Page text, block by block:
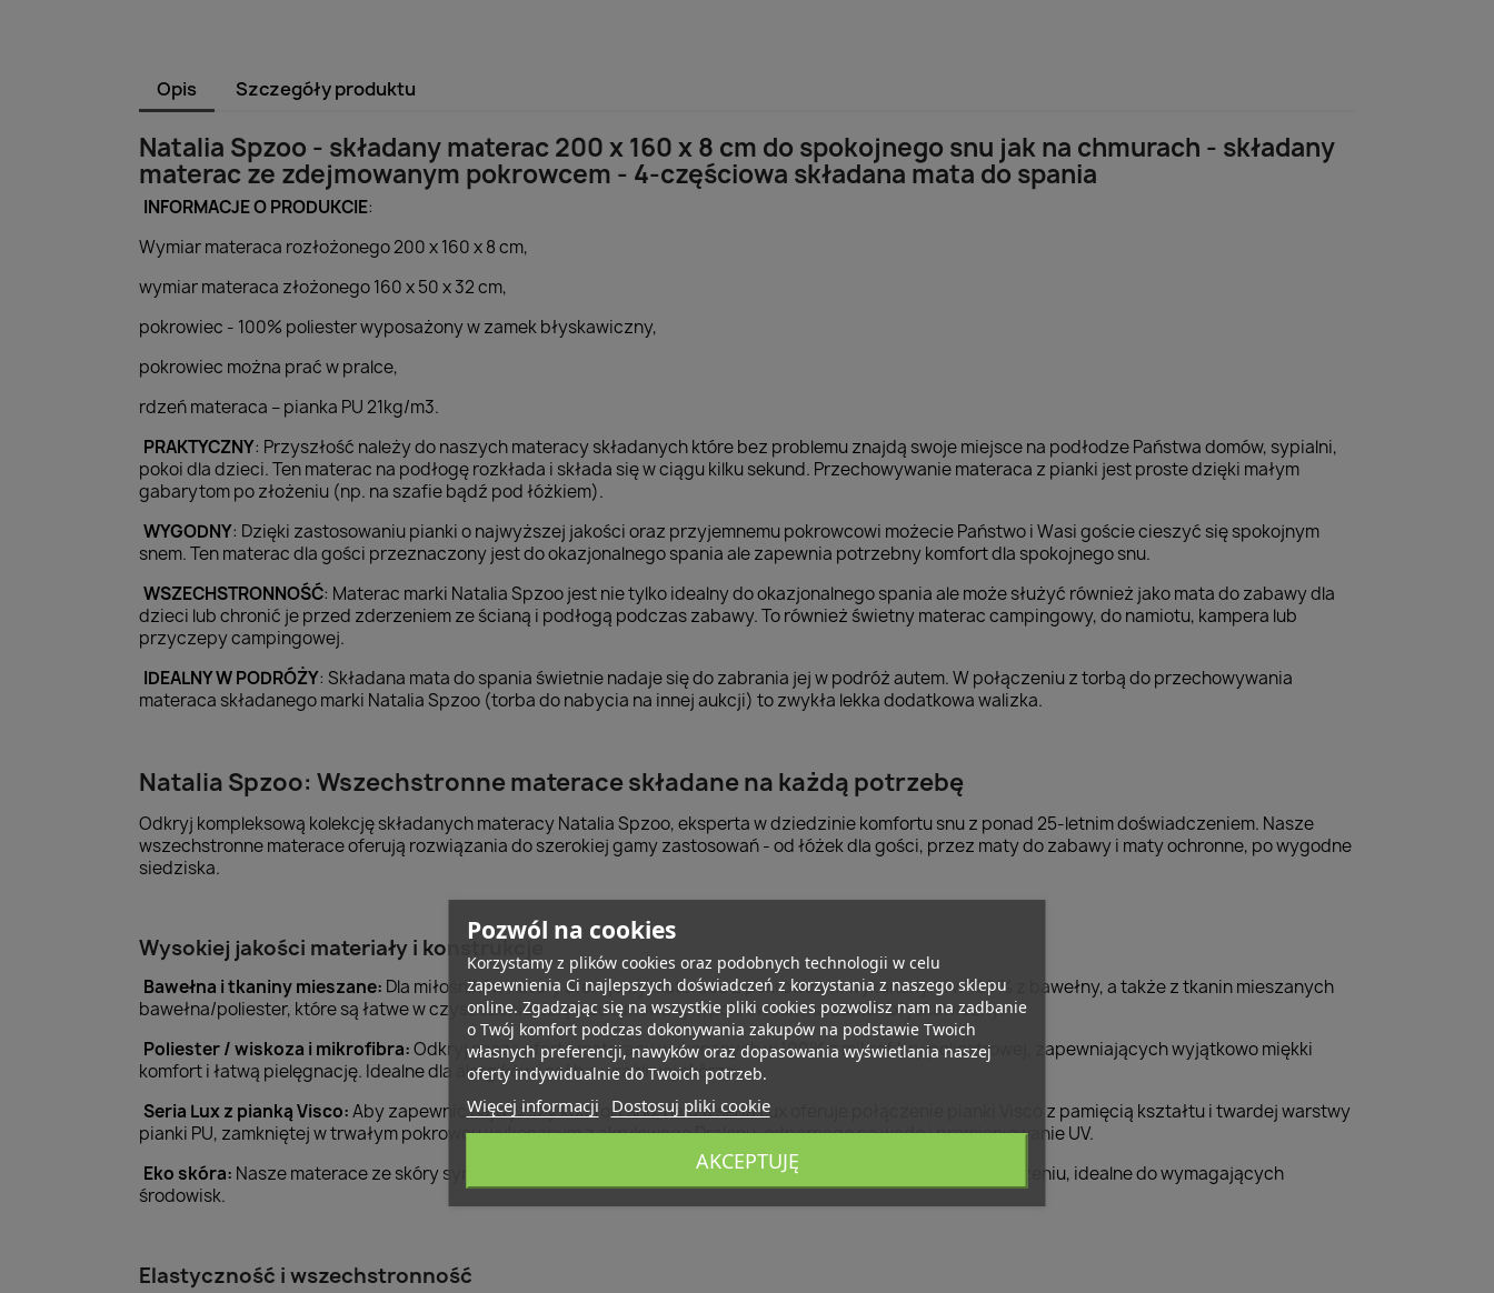
Opis Szczegóły produktu
Natalia Spzoo - składany materac 200 x 160 x 8 cm do spokojnego snu jak na chmurach - składany
materac ze zdejmowanym pokrowcem - 4-częściowa składana mata do spania
INFORMACJE O PRODUKCIE:
Wymiar materaca rozłożonego 200 x 160 x 8 cm,
wymiar materaca złożonego 160 x 50 x 32 cm,
pokrowiec - 100% poliester wyposażony w zamek błyskawiczny,
pokrowiec można prać w pralce,
rdzeń materaca – pianka PU 21kg/m3.
PRAKTYCZNY: Przyszłość należy do naszych materacy składanych które bez problemu znajdą swoje miejsce na podłodze Państwa domów, sypialni,
pokoi dla dzieci. Ten materac na podłogę rozkłada i składa się w ciągu kilku sekund. Przechowywanie materaca z pianki jest proste dzięki małym
gabarytom po złożeniu (np. na szafie bądź pod łóżkiem).
WYGODNY: Dzięki zastosowaniu pianki o najwyższej jakości oraz przyjemnemu pokrowcowi możecie Państwo i Wasi goście cieszyć się spokojnym
snem. Ten materac dla gości przeznaczony jest do okazjonalnego spania ale zapewnia potrzebny komfort dla spokojnego snu.
WSZECHSTRONNOŚĆ: Materac marki Natalia Spzoo jest nie tylko idealny do okazjonalnego spania ale może służyć również jako mata do zabawy dla
dzieci lub chronić je przed zderzeniem ze ścianą i podłogą podczas zabawy. To również świetny materac campingowy, do namiotu, kampera lub
przyczepy campingowej.
IDEALNY W PODRÓŻY: Składana mata do spania świetnie nadaje się do zabrania jej w podróż autem. W połączeniu z torbą do przechowywania
materaca składanego marki Natalia Spzoo (torba do nabycia na innej aukcji) to zwykła lekka dodatkowa walizka.
Natalia Spzoo: Wszechstronne materace składane na każdą potrzebę
Odkryj kompleksową kolekcję składanych materacy Natalia Spzoo, eksperta w dziedzinie komfortu snu z ponad 25-letnim doświadczeniem. Nasze
wszechstronne materace oferują rozwiązania do szerokiej gamy zastosowań - od łóżek dla gości, przez maty do zabawy i maty ochronne, po wygodne
siedziska.
Wysokiej jakości materiały i konstrukcje
Bawełna i tkaniny mieszane: Dla miłośników natury oferujemy materace z pokrowcami wykonanymi w 100% z bawełny, a także z tkanin mieszanych
bawełna/poliester, które są łatwe w czyszczeniu dzięki zdejmowanym pokrowcom na zamek błyskawiczny.
Poliester / wiskoza i mikrofibra:Odkryj naszą ofertę materacy wykonanych w 100% z mikrofibry poliestrowej, zapewniających wyjątkowo miękki
komfort i łatwą pielęgnację. Idealne dla alergików i osób o wrażliwej skórze.
Seria Lux z pianką Visco:Aby zapewnić najwyższy komfort snu, nasza seria Lux oferuje połączenie pianki Visco z pamięcią kształtu i twardej warstwy
pianki PU, zamkniętej w trwałym pokrowcu wykonanym z akrylowego Dralonu, odpornego na wodę i promieniowanie UV.
Eko skóra: Nasze materace ze skóry syntetycznej są wyjątkowo wytrzymałe, wodoodporne i łatwe w czyszczeniu, idealne do wymagających
środowisk.
Elastyczność i wszechstronność
Pozwól na cookies
Korzystamy z plików cookies oraz podobnych technologii w celu
zapewnienia Ci najlepszych doświadczeń z korzystania z naszego sklepu
online. Zgadzając się na wszystkie pliki cookies pozwolisz nam na zadbanie
o Twój komfort podczas dokonywania zakupów na podstawie Twoich
własnych preferencji, nawyków oraz dopasowania wyświetlania naszej
oferty indywidualnie do Twoich potrzeb.
Więcej informacji Dostosuj pliki cookie
AKCEPTUJĘ